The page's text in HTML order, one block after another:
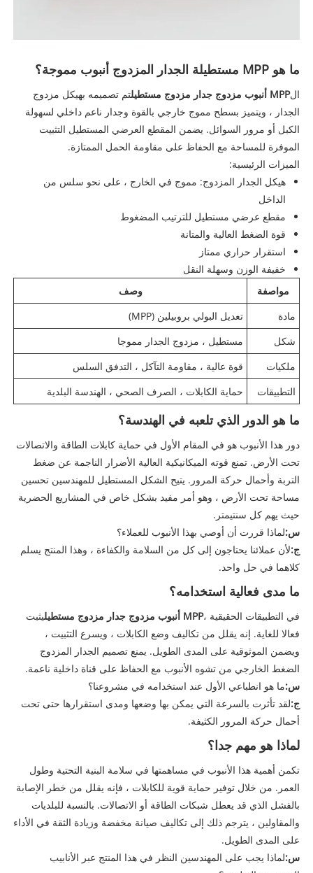
ما هو MPP مستطيلة الجدار المزدوج أنبوب مموجة؟
الMPP أنبوب مزدوج جدار مزدوج مستطيل
تم تصميمه بهيكل مزدوج
الجدار ، ويتميز بسطح مموج خارجي بالقوة وجدار ناعم داخلي لسهولة
الكبل أو مرور السوائل. يضمن المقطع العرضي المستطيل التثبيت
الموفرة للمساحة مع الحفاظ على مقاومة الحمل الممتازة.
الميزات الرئيسية:
هيكل الجدار المزدوج: مموج في الخارج ، على نحو سلس من
الداخل
مقطع عرضي مستطيل للترتيب المضغوط
قوة الضغط العالية والمتانة
استقرار حراري ممتاز
خفيفة الوزن وسهلة النقل
مواصفة
وصف
مادة
تعديل البولي بروبيلين (MPP)
شكل
مستطيل ، مزدوج الجدار مموجا
ملكيات
قوة عالية ، مقاومة التآكل ، التدفق السلس
التطبيقات
حماية الكابلات ، الصرف الصحي ، الهندسة البلدية
ما هو الدور الذي تلعبه في الهندسة؟
دور هذا الأنبوب هو في المقام الأول في حماية كابلات الطاقة والاتصالات
تحت الأرض. تمنع قوته الميكانيكية العالية الأضرار الناجمة عن ضغط
التربة وأحمال حركة المرور. يتيح الشكل المستطيل للمهندسين تحسين
مساحة تحت الأرض ، وهو أمر مفيد بشكل خاص في المشاريع الحضرية
حيث يهم كل سنتيمتر.
س:لماذا قررت أن أوصي بهذا الأنبوب للعملاء؟
ج:لأن عملائنا يحتاجون إلى كل من السلامة والكفاءة ، وهذا المنتج يسلم
كلاهما في حل واحد.
ما مدى فعالية استخدامه؟
في التطبيقات الحقيقية ،MPP أنبوب مزدوج جدار مزدوج مستطيل
يثبت
فعالا للغاية. إنه يقلل من تكاليف وضع الكابلات ، ويسرع التثبيت ،
ويضمن الموثوقية على المدى الطويل. يمنع تصميم الجدار المزدوج
الضغط الخارجي من تشوه الأنبوب مع الحفاظ على قناة داخلية ناعمة.
س:ما هو انطباعي الأول عند استخدامه في مشروعنا؟
ج:لقد تأثرت بالسرعة التي يمكن بها وضعها ومدى استقرارها حتى تحت
أحمال حركة المرور الكثيفة.
لماذا هو مهم جدا؟
تكمن أهمية هذا الأنبوب في مساهمتها في سلامة البنية التحتية وطول
العمر. من خلال توفير حماية قوية للكابلات ، فإنه يقلل من خطر الإصابة
بالفشل الذي قد يعطل شبكات الطاقة أو الاتصالات. بالنسبة للبلديات
والمقاولين ، يترجم ذلك إلى تكاليف صيانة مخفضة وزيادة الثقة في الأداء
على المدى الطويل.
س:لماذا يجب على المهندسين النظر في هذا المنتج عبر الأنابيب